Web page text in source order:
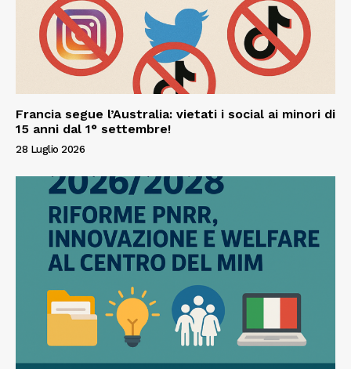
Francia segue l’Australia: vietati i social ai minori di
15 anni dal 1° settembre!
28 Luglio 2026